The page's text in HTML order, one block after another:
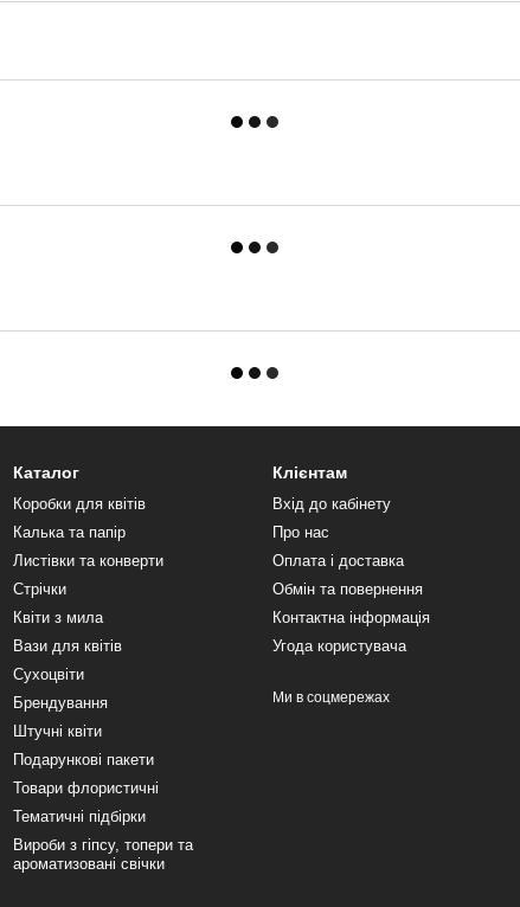
Каталог
Коробки для квітів
Калька та папір
Листівки та конверти
Стрічки
Квіти з мила
Вази для квітів
Сухоцвіти
Брендування
Штучні квіти
Подарункові пакети
Товари флористичні
Тематичні підбірки
Вироби з гіпсу, топери та
ароматизовані свічки
Клієнтам
Вхід до кабінету
Про нас
Оплата і доставка
Обмін та повернення
Контактна інформація
Угода користувача
Ми в соцмережах